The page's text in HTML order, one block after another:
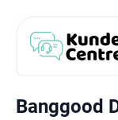
Banggood